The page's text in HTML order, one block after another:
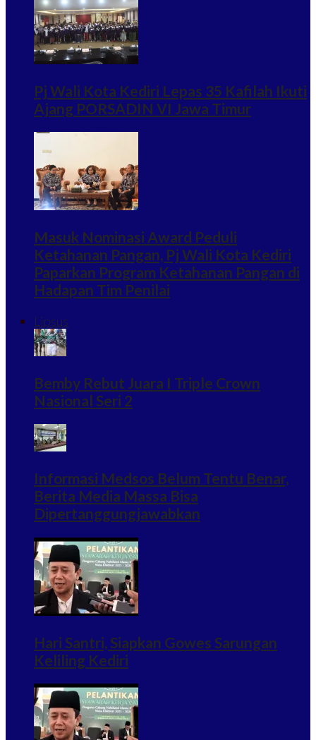
Pj Wali Kota Kediri Lepas 35 Kafilah Ikuti
Ajang PORSADIN VI Jawa Timur
Masuk Nominasi Award Peduli
Ketahanan Pangan, Pj Wali Kota Kediri
Paparkan Program Ketahanan Pangan di
Hadapan Tim Penilai
Lipsus
Bemby Rebut Juara I Triple Crown
Nasional Seri 2
Informasi Medsos Belum Tentu Benar,
Berita Media Massa Bisa
Dipertanggungjawabkan
Hari Santri, Siapkan Gowes Sarungan
Keliling Kediri